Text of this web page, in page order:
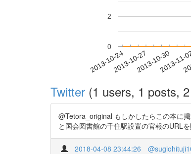
2013-10-242013-10-272013-10-30
2013-
0
2
Twitter (1 users, 1 posts,
@Tetora_original もしかしたらこの本に
と国会図書館の千住駅設置の官報のURL
2018-04-08 23:44:26